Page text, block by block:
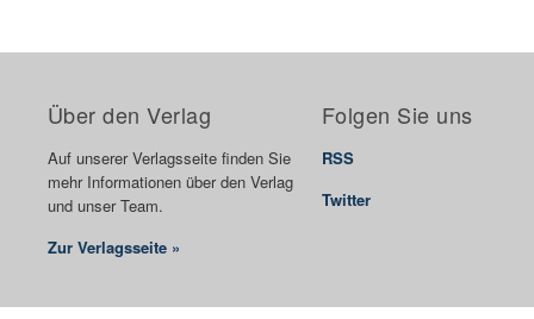
Über den Verlag
Auf unserer Verlagsseite finden Sie
mehr Informationen über den Verlag
und unser Team.
Zur Verlagsseite »
Folgen Sie uns
RSS
Twitter